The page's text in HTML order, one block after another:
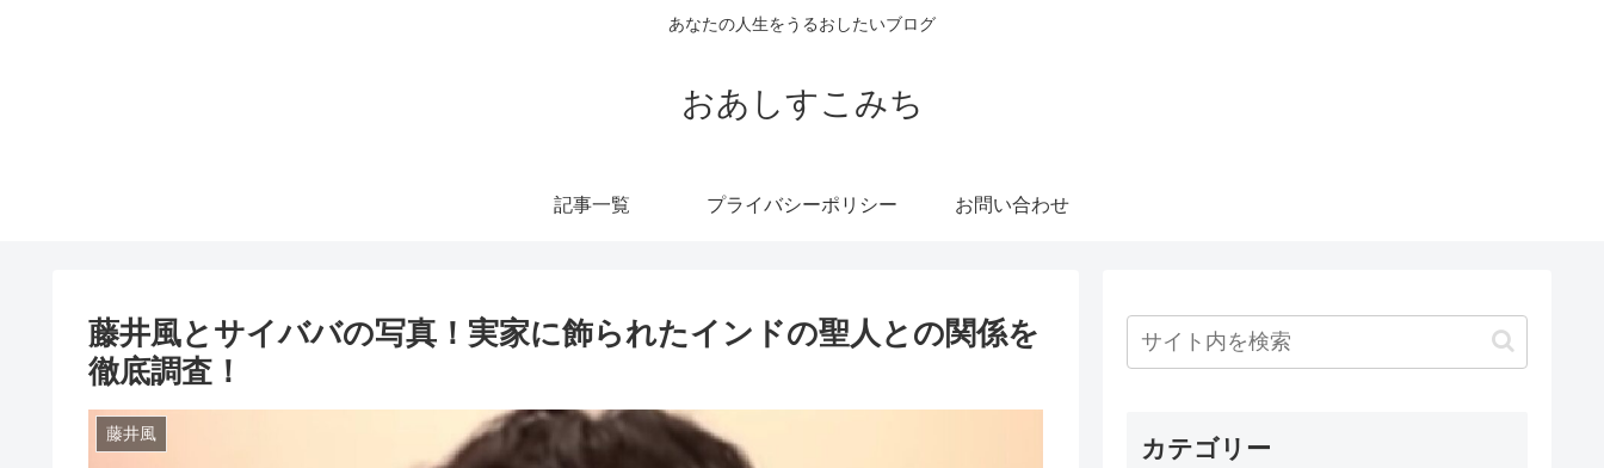
あなたの人生をうるおしたいブログ
おあしすこみち
記事一覧 プライバシーポリシー お問い合わせ
藤井風とサイババの写真！実家に飾られたインドの聖人との関係を
徹底調査！
藤井風
カテゴリー